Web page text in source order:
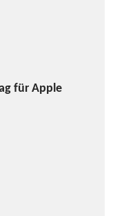
für Apple